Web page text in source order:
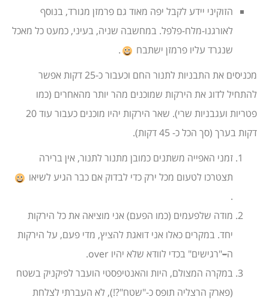
הזוקיני יידע לקבל יפה מאוד גם פרמזן מגורד, בנוסף
לאורגנו-מלח-פלפל. במחשבה שניה, בעיני, כמעט כל מאכל
שנגרד עליו פרמזן ישתבח
.
מכניסים את התבניות לתנור החם וכעבור כ-25 דקות אפשר
להתחיל לדוג את הירקות שמוכנים מהר יותר מהאחרים (כמו
פטריות ועגבניות שרי). שאר הירקות יהיו מוכנים כעבור עוד 20
דקות בערך (סך הכל כ- 45 דקות).
זמני האפייה משתנים כמובן מתנור לתנור, אין ברירה
תצטרכו לטעום מכל ירק כדי לבדוק אם כבר הגיע לשיאו
.
מודה שלפעמים (כמו הפעם) אני מוציאה את כל הירקות
יחד. במקרים כאלו אני דואגת להציץ, מדי פעם, על הירקות
ה–"רגישים" בכדי לוודא שלא יהיו over.
במקרה המצולם, היות והאנטיפסטי הועבר לפיקניק בשטח
(פארק הרצליה תופס כ-"שטח"?!), לא העברתי לצלחת